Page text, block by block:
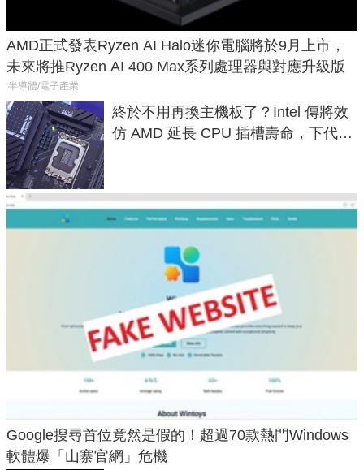
AMD正式發表Ryzen AI Halo迷你電腦將於9月上市，
未來將推Ryzen AI 400 Max系列處理器與對應升級版
半導體/電子產業
終於不用再換主機板了？Intel 傳將效
仿 AMD 延長 CPU 插槽壽命，下代
Google搜尋首位竟然是假的！超過70款熱門Windows
軟體爆「山寨官網」危機